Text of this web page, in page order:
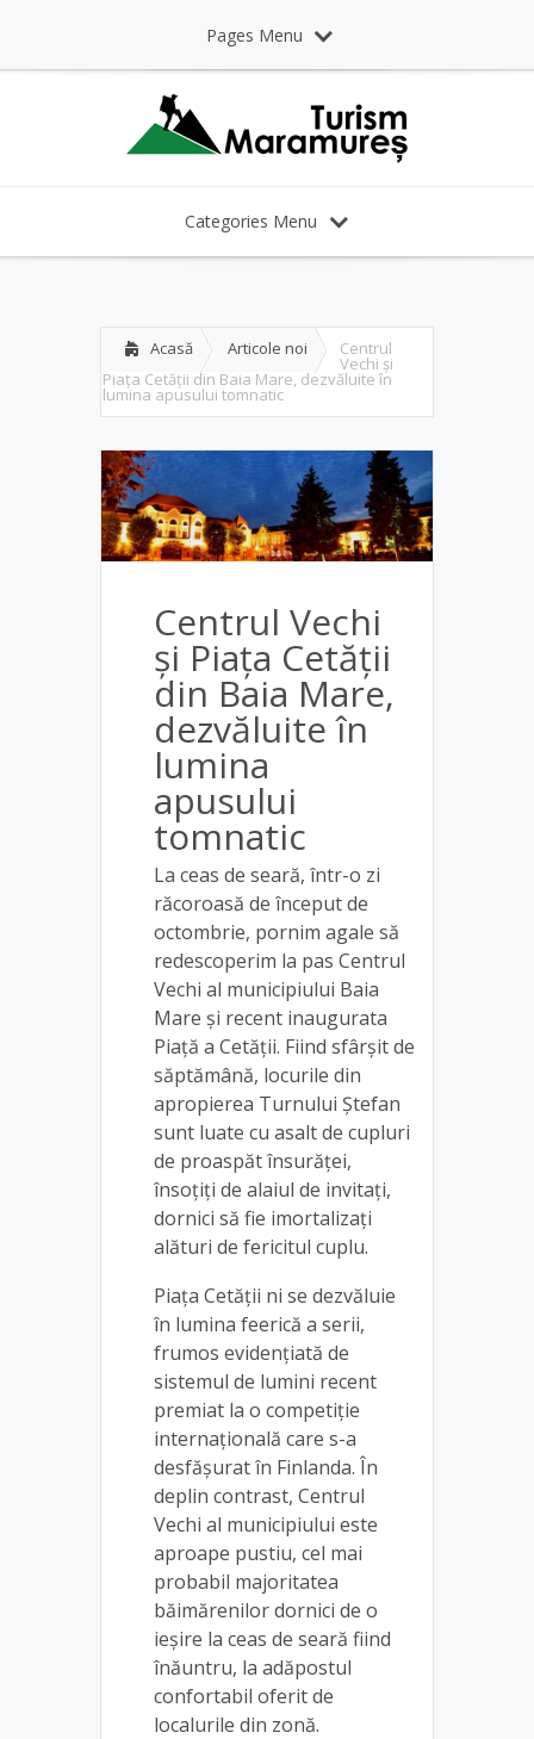
Pages Menu
Categories Menu
Acasă Articole noi Centrul
Vechi și
Piața Cetății din Baia Mare, dezvăluite în
lumina apusului tomnatic
Centrul Vechi
și Piața Cetății
din Baia Mare,
dezvăluite în
lumina
apusului
tomnatic
La ceas de seară, într-o zi
răcoroasă de început de
octombrie, pornim agale să
redescoperim la pas Centrul
Vechi al municipiului Baia
Mare și recent inaugurata
Piață a Cetății. Fiind sfârșit de
săptămână, locurile din
apropierea Turnului Ștefan
sunt luate cu asalt de cupluri
de proaspăt însurăței,
însoțiți de alaiul de invitați,
dornici să fie imortalizați
alături de fericitul cuplu.
Piața Cetății ni se dezvăluie
în lumina feerică a serii,
frumos evidențiată de
sistemul de lumini recent
premiat la o competiție
internațională care s-a
desfășurat în Finlanda. În
deplin contrast, Centrul
Vechi al municipiului este
aproape pustiu, cel mai
probabil majoritatea
băimărenilor dornici de o
ieșire la ceas de seară fiind
înăuntru, la adăpostul
confortabil oferit de
localurile din zonă.